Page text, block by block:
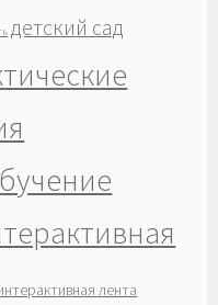
детский сад
лента